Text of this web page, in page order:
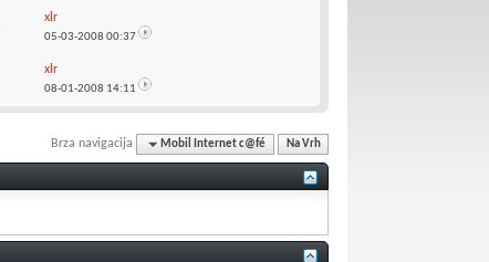
xlr
05-03-2008 00:37
xlr
08-01-2008 14:11
Brza navigacija Mobil Internet c@fé Na Vrh